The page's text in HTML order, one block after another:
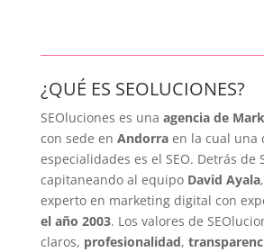
¿QUÉ ES SEOLUCIONES?
SEOluciones es una agencia de
con sede en Andorraen la cual una
especialidades es el SEO. Detrás de
capitaneando al equipo David Ayala
experto en marketing digital con
el año 2003. Los valores de
claros, profesionalidad,